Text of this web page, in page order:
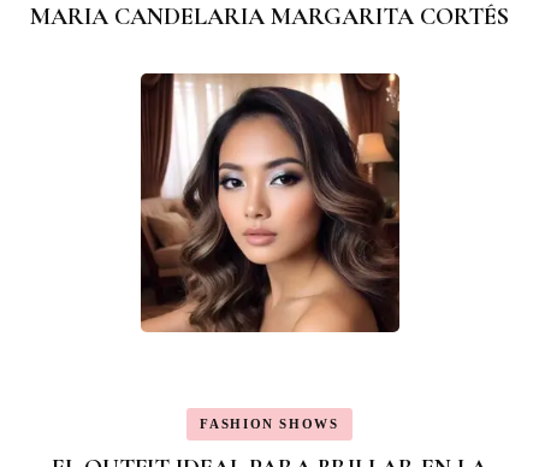
MARIA CANDELARIA MARGARITA CORTÉS
FASHION SHOWS